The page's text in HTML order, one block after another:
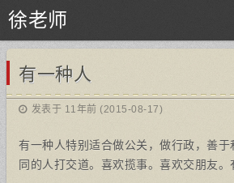
徐老师
有一种人
发表于 11年前 (2015-08-17)
有一种人特别适合做公关，做行政，善
同的人打交道。喜欢揽事。喜欢交朋友。